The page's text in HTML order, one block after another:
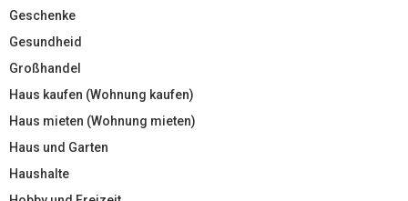
Geschenke
Gesundheid
Großhandel
Haus kaufen (Wohnung kaufen)
Haus mieten (Wohnung mieten)
Haus und Garten
Haushalte